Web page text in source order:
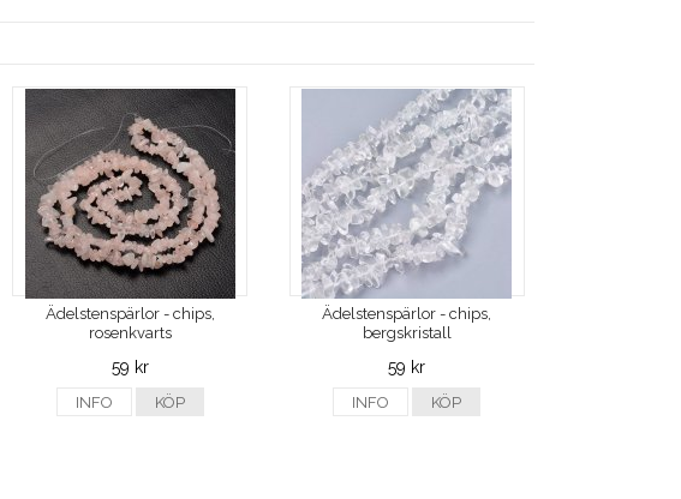
Ädelstenspärlor - chips,
rosenkvarts
59 kr
INFO KÖP
Ädelstenspärlor - chips,
bergskristall
59 kr
INFO KÖP